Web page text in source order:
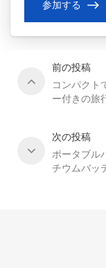
前の投稿
コンパクト
ー付きの旅
次の投稿
ポータブル
チウムバッ